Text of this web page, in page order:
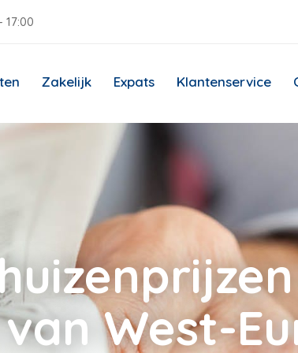
17:00
Zakelijk Expats Klantenservice
West-